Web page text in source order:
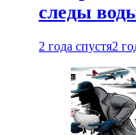
следы
2 года спустя2